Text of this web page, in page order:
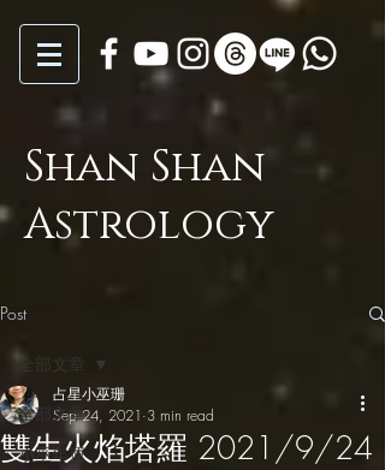
Shan Shan
Astrology
Post
全部文章
小巫年運
全部文章
雙生火焰塔羅 2021/9/24
占星小巫珊
Sep 24, 2021 3 min read